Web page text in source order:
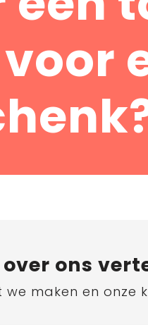
voor
ons
we maken en onze